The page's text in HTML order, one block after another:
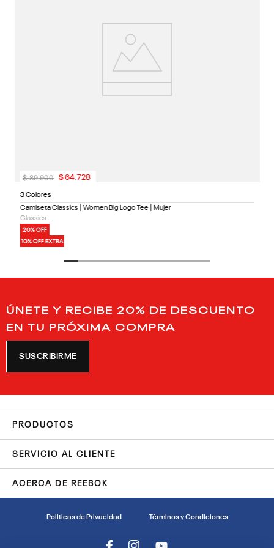
3 Colores
Camiseta Classics | Women Big Logo Tee | Mujer
Classics
20% OFF
10% OFF EXTRA
$ 89.900 $64.728
ÚNETE Y RECIBE 20% DE DESCUENTO
EN TU PRÓXIMA COMPRA
SUSCRIBIRME
PRODUCTOS
SERVICIO AL CLIENTE
ACERCA DE REEBOK
Politicas de Privacidad Términos y Condiciones